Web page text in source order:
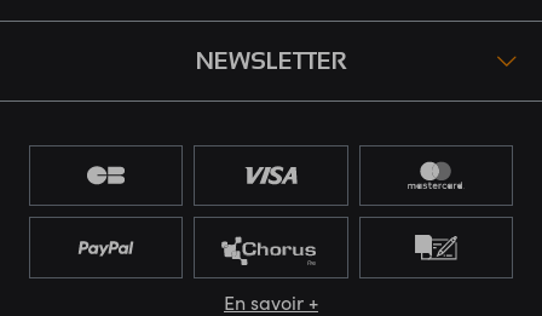
NEWSLETTER
En savoir +